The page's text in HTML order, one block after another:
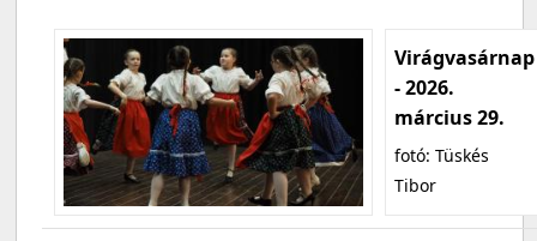
Virágvasárnap
- 2026.
március 29.
fotó: Tüskés
Tibor